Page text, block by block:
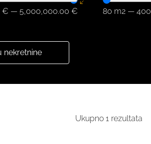
€ — 5,000,000.00 € 80 m2 — 400
Ukupno 1 rezultata